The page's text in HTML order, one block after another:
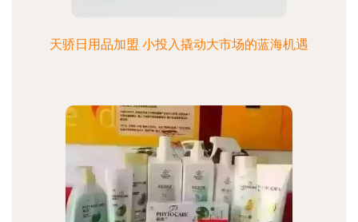
天骄日用品加盟 小投入撬动大市场的蓝海机遇